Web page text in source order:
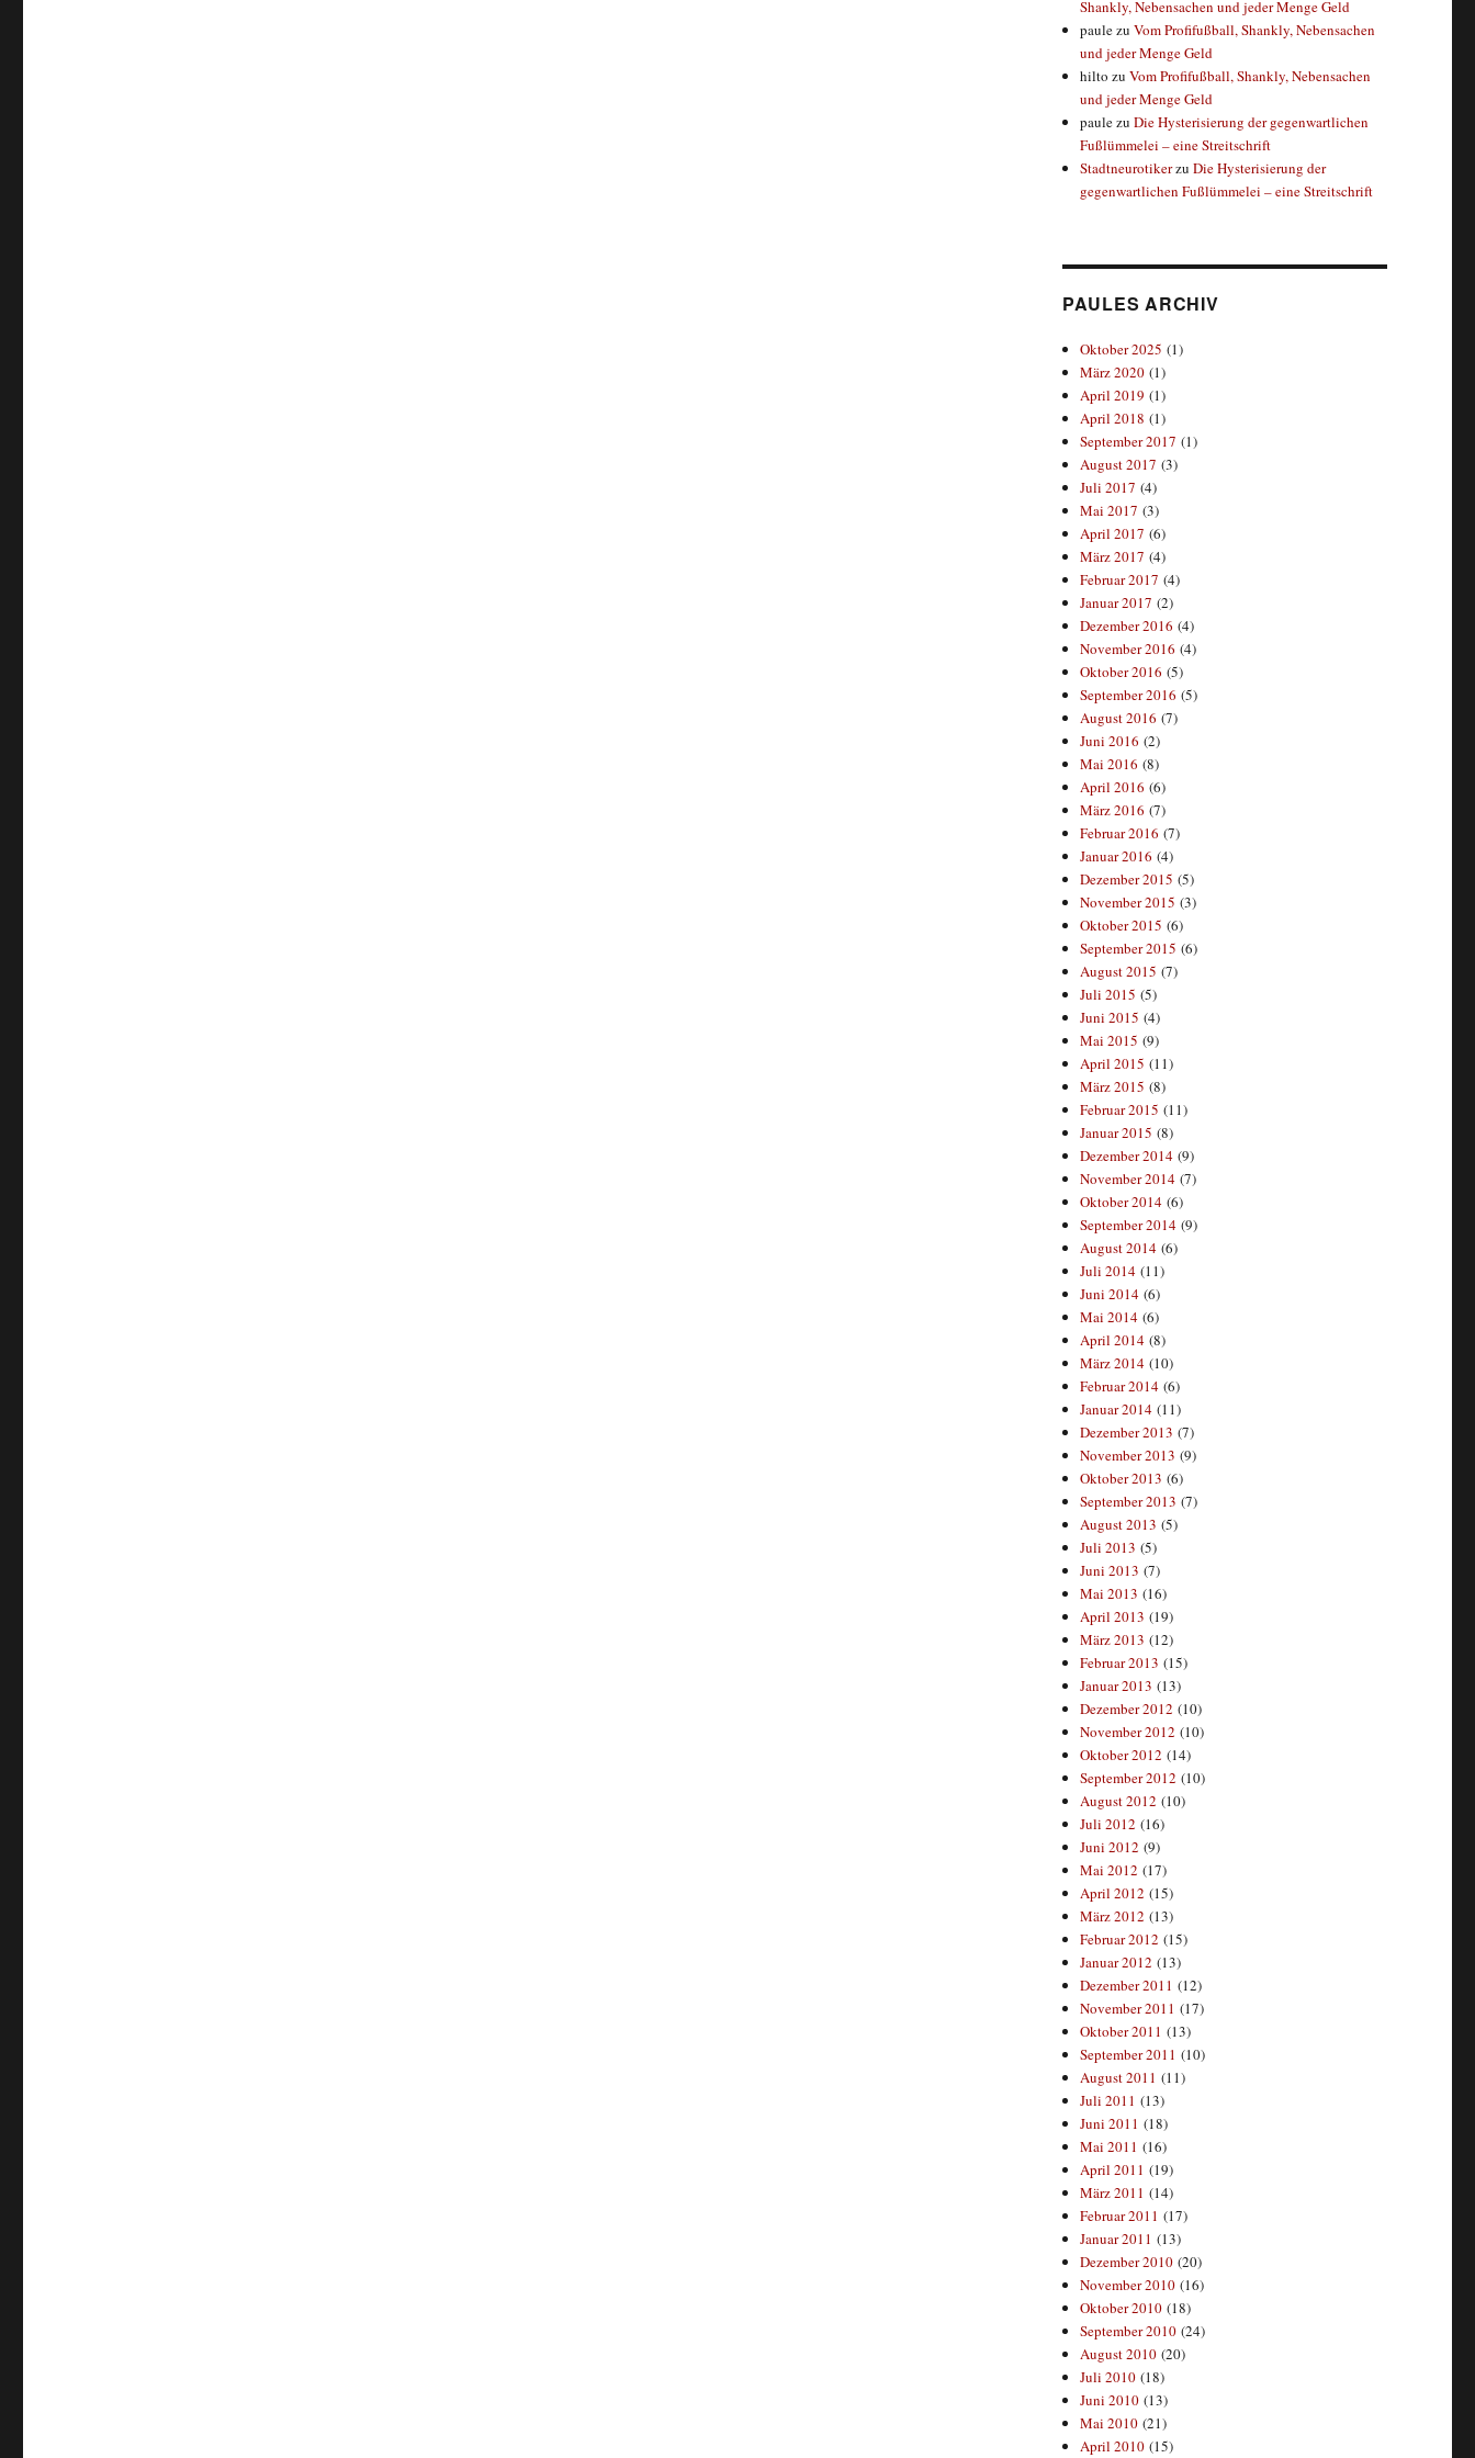
Shankly, Nebensachen und jeder Menge Geld
paulezuVom Profifußball, Shankly, Nebensachen
und jeder Menge Geld
hilto zuVom Profifußball, Shankly, Nebensachen
und jeder Menge Geld
paulezuDie Hysterisierung der gegenwartlichen
Fußlümmelei – eine Streitschrift
StadtneurotikerzuDie Hysterisierung der
gegenwartlichen Fußlümmelei – eine Streitschrift
PAULES ARCHIV
Oktober 2025 (1)
März 2020 (1)
April 2019 (1)
April 2018 (1)
September 2017 (1)
August 2017 (3)
Juli 2017 (4)
Mai 2017 (3)
April 2017 (6)
März 2017 (4)
Februar 2017 (4)
Januar 2017 (2)
Dezember 2016 (4)
November 2016 (4)
Oktober 2016 (5)
September 2016 (5)
August 2016 (7)
Juni 2016 (2)
Mai 2016 (8)
April 2016 (6)
März 2016 (7)
Februar 2016 (7)
Januar 2016 (4)
Dezember 2015 (5)
November 2015 (3)
Oktober 2015 (6)
September 2015 (6)
August 2015 (7)
Juli 2015 (5)
Juni 2015 (4)
Mai 2015 (9)
April 2015 (11)
März 2015 (8)
Februar 2015 (11)
Januar 2015 (8)
Dezember 2014 (9)
November 2014 (7)
Oktober 2014 (6)
September 2014 (9)
August 2014 (6)
Juli 2014 (11)
Juni 2014 (6)
Mai 2014 (6)
April 2014 (8)
März 2014 (10)
Februar 2014 (6)
Januar 2014 (11)
Dezember 2013 (7)
November 2013 (9)
Oktober 2013 (6)
September 2013 (7)
August 2013 (5)
Juli 2013 (5)
Juni 2013 (7)
Mai 2013 (16)
April 2013 (19)
März 2013 (12)
Februar 2013 (15)
Januar 2013 (13)
Dezember 2012 (10)
November 2012 (10)
Oktober 2012 (14)
September 2012 (10)
August 2012 (10)
Juli 2012 (16)
Juni 2012 (9)
Mai 2012 (17)
April 2012 (15)
März 2012 (13)
Februar 2012 (15)
Januar 2012 (13)
Dezember 2011 (12)
November 2011 (17)
Oktober 2011 (13)
September 2011 (10)
August 2011 (11)
Juli 2011 (13)
Juni 2011 (18)
Mai 2011 (16)
April 2011 (19)
März 2011 (14)
Februar 2011 (17)
Januar 2011 (13)
Dezember 2010 (20)
November 2010 (16)
Oktober 2010 (18)
September 2010 (24)
August 2010 (20)
Juli 2010 (18)
Juni 2010 (13)
Mai 2010 (21)
April 2010 (15)